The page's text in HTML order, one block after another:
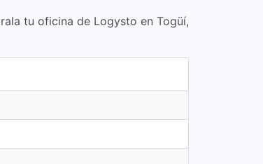
tu oficina de Logysto en Togüí,